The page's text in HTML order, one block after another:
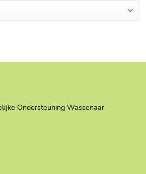
Ondersteuning Wassenaar